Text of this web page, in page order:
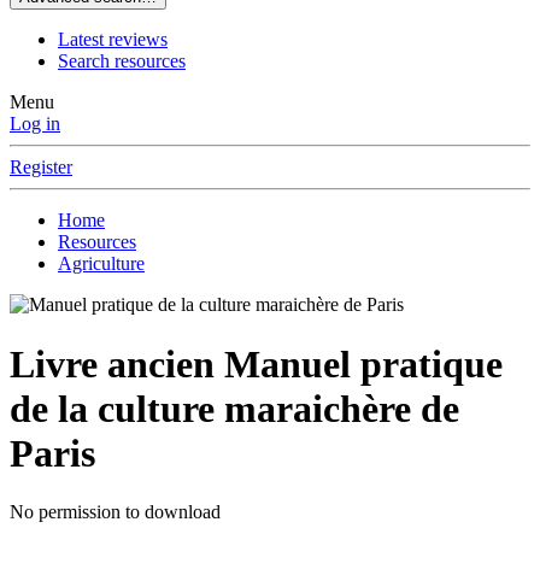
Latest reviews
Search resources
Menu
Log in
Register
Home
Resources
Agriculture
Livre ancien Manuel pratique
de la culture maraichère de
Paris
No permission to download